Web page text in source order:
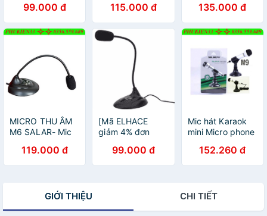
ÂM CHo Máy
Tính Salar
M6/M9 - Bảo
99.000 đ
Máy Tính
Microphone Salar
M3
115.000 đ
Microphone Salar
M9 - Microphone
Cho Máy Tính
135.000 đ
MICRO THU ÂM
M6 SALAR- Mic
Tính, Laptop Học
Online,...
119.000 đ
[Mã ELHACE
giảm 4% đơn
Microphone Salar
M6- Mic thu âm
99.000 đ
Mic hát Karaok
mini Micro phone
Sala_M9
152.260 đ
GIỚI THIỆU CHI TIẾT